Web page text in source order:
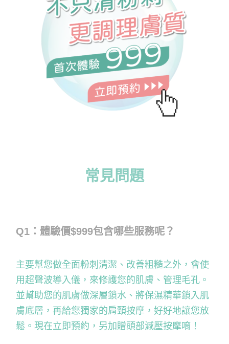
常見問題
Q1：體驗價$999包含哪些服務呢？
主要幫您做全面粉刺清潔、改善粗糙之外，會使
用超聲波導入儀，來修護您的肌膚、管理毛孔。
並幫助您的肌膚做深層鎖水、將保濕精華鎖入肌
膚底層，再給您獨家的肩頸按摩，好好地讓您放
鬆。現在立即預約，另加贈頭部減壓按摩唷！